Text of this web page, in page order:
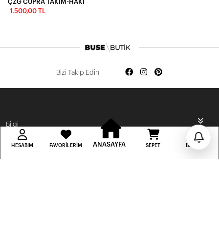
ÇZG CUPRA TAKIM-HAKİ
1.500,00 TL
Bizi Takip Edin
Bilgi
HESABIM FAVORILERIM ANASAYFA SEPET BILDIRIM